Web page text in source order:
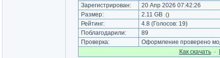
Зарегистрирован:
20 Апр 2026 07:42:26
Размер:
2.11 GB ()
Рейтинг: 4.8 (Голосов: 19)
Поблагодарили:
89
Проверка:
Оформление проверено
Как cкачать·